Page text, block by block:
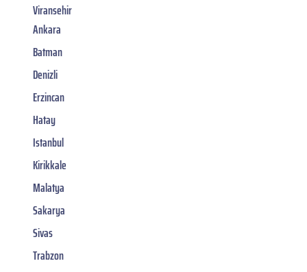
Viransehir
Ankara
Batman
Denizli
Erzincan
Hatay
Istanbul
Kirikkale
Malatya
Sakarya
Sivas
Trabzon